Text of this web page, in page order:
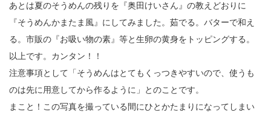
あとは夏のそうめんの残りを『奥田けいさん』の教えどおりに
『そうめんかまたま風』にしてみました。茹でる。バターで和え
る。市販の『お吸い物の素』等と生卵の黄身をトッピングする。
以上です。カンタン！！
注意事項として「そうめんはとてもくっつきやすいので、使うも
のは先に用意してから作るように」とのことです。
まこと！この写真を撮っている間にひとかたまりになってしまい